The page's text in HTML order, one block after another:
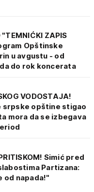
"TEMNIĆKI ZAPIS
Opštinske
u avgustu - od
do rok koncerata
VODOSTAJA!
srpske opštine stigao
mora da se izbegava
Simić pred
Partizana:
od napada!"